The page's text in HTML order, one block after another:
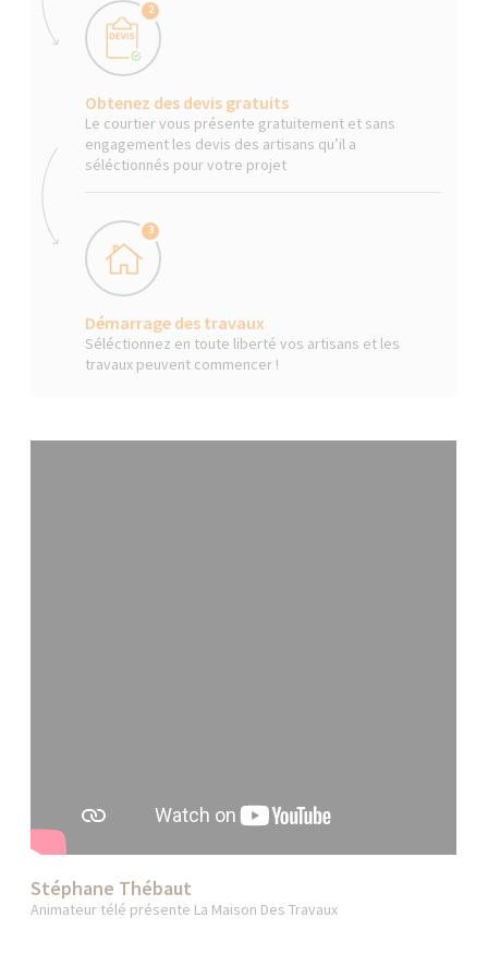
2
Obtenez des devis gratuits
Le courtier vous présente gratuitement et sans
engagement les devis des artisans qu’il a
séléctionnés pour votre projet
3
Démarrage des travaux
Séléctionnez en toute liberté vos artisans et les
travaux peuvent commencer !
Stéphane Thébaut
Animateur télé présente La Maison Des Travaux